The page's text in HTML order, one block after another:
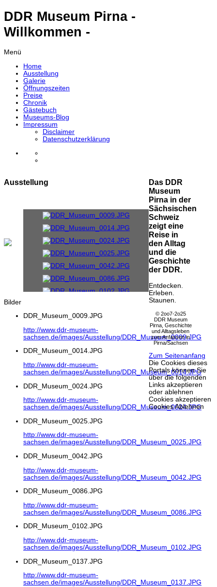
DDR Museum Pirna -
Willkommen -
Menü
Home
Ausstellung
Galerie
Öffnungszeiten
Preise
Chronik
Gästebuch
Museums-Blog
Impressum
Disclaimer
Datenschutzerklärung
Ausstellung
Bilder
DDR_Museum_0009.JPG
http://www.ddr-museum-
sachsen.de/images/Ausstellung/DDR_Museum_0009.JPG
DDR_Museum_0014.JPG
http://www.ddr-museum-
sachsen.de/images/Ausstellung/DDR_Museum_0014.JPG
DDR_Museum_0024.JPG
http://www.ddr-museum-
sachsen.de/images/Ausstellung/DDR_Museum_0024.JPG
DDR_Museum_0025.JPG
http://www.ddr-museum-
sachsen.de/images/Ausstellung/DDR_Museum_0025.JPG
DDR_Museum_0042.JPG
http://www.ddr-museum-
sachsen.de/images/Ausstellung/DDR_Museum_0042.JPG
DDR_Museum_0086.JPG
http://www.ddr-museum-
sachsen.de/images/Ausstellung/DDR_Museum_0086.JPG
DDR_Museum_0102.JPG
http://www.ddr-museum-
sachsen.de/images/Ausstellung/DDR_Museum_0102.JPG
DDR_Museum_0137.JPG
http://www.ddr-museum-
sachsen.de/images/Ausstellung/DDR_Museum_0137.JPG
Das DDR
Museum
Pirna in der
Sächsischen
Schweiz
zeigt eine
Reise in
den Alltag
und die
Geschichte
der DDR.
Entdecken.
Erleben.
Staunen.
© 2oo7-2o25
DDR Museum
Pirna, Geschichte
und Alltagsleben
zum Anfassen in
Pirna/Sachsen
Zum Seitenanfang
Die Cookies dieses
Portals können Sie
über die folgenden
Links akzeptieren
oder ablehnen
Cookies akzeptieren
Cookies Ablehnen